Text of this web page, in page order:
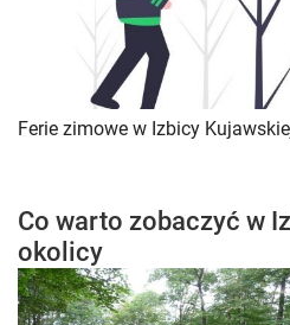
Ferie zimowe w Izbicy
Co warto zobaczyć w
okolicy